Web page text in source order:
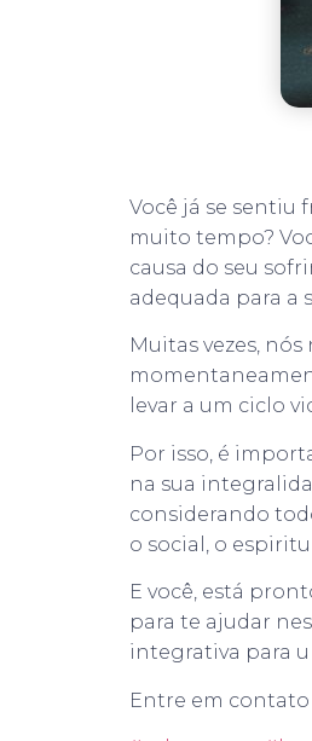
Você já se sentiu
muito tempo?
causa do seu
adequada para a
Muitas vezes,
levar a um ciclo
Por isso, é
na sua
considerando
o social, o
E você, está
para te ajudar
integrativa para
Entre em